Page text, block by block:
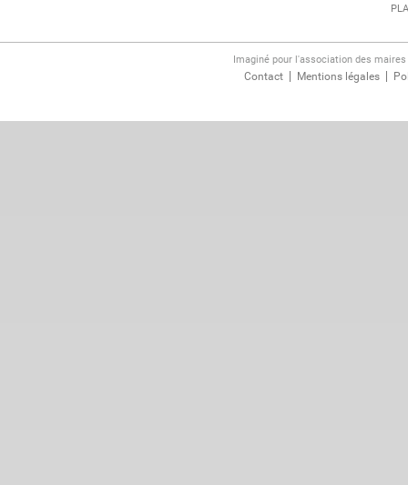
Imaginé pour l'association des
Contact Mentions légales